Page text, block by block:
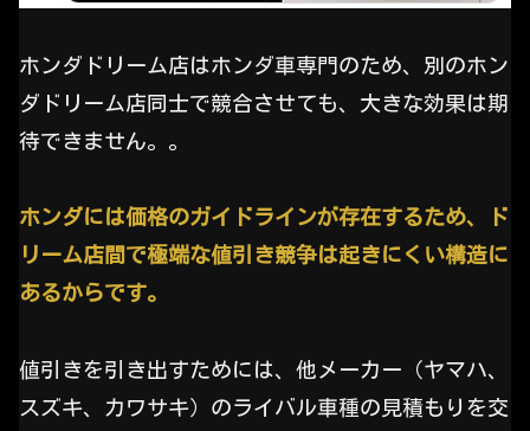
ホンダドリーム店はホンダ車専門のため、別のホン
ダドリーム店同士で競合させても、大きな効果は期
待できません。。
ホンダには価格のガイドラインが存在するため、ド
リーム店間で極端な値引き競争は起きにくい構造に
あるからです。
値引きを引き出すためには、他メーカー（ヤマハ、
スズキ、カワサキ）のライバル車種の見積もりを交